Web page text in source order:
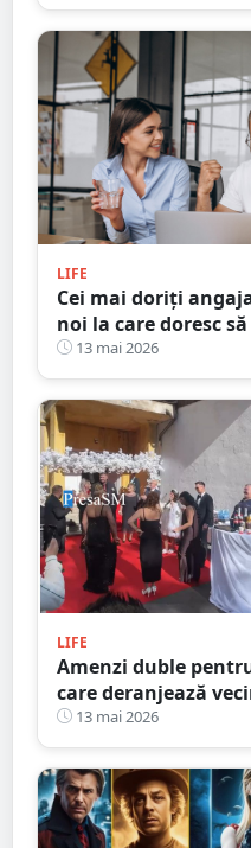
LIFE
Cei mai doriţi
noi la care doresc
13 mai 2026
LIFE
Amenzi duble
care deranjează
party-uri în curtea
13 mai 2026